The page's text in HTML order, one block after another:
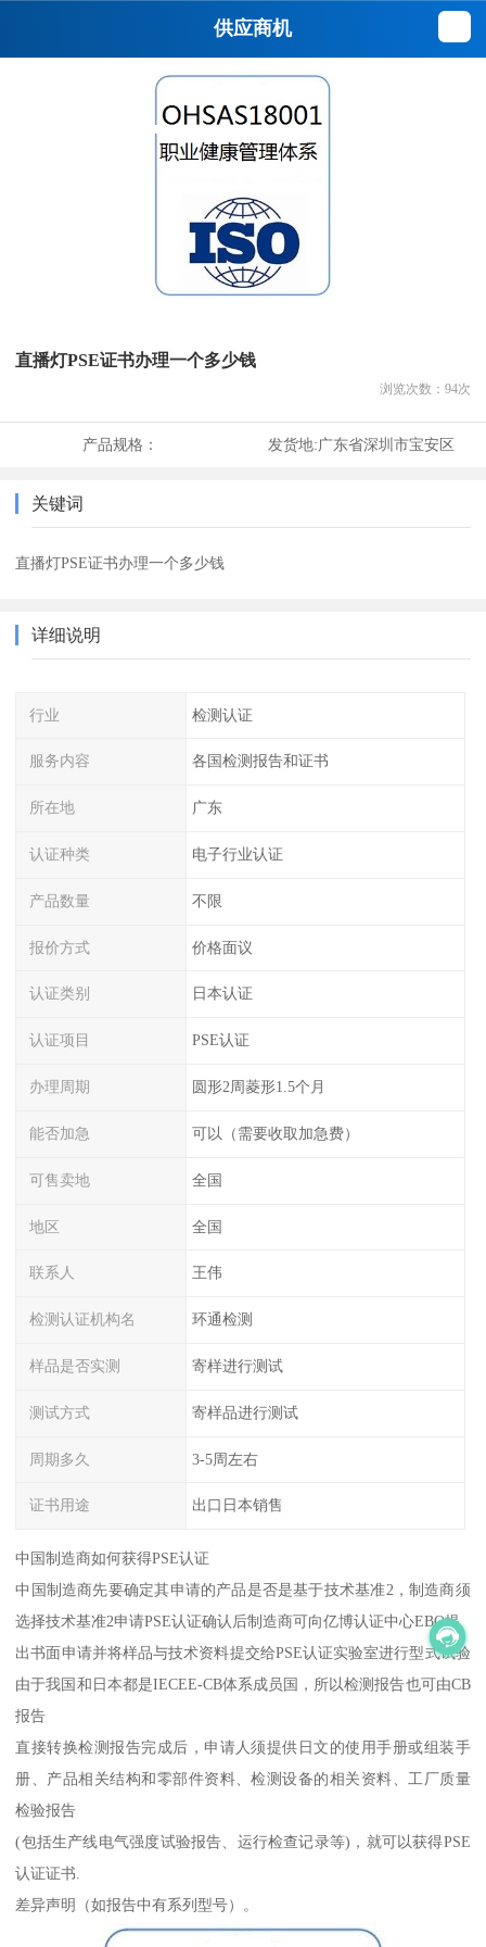
供应商机
直播灯PSE证书办理一个多少钱
浏览次数： 94次
产品规格： 发货地:广东省深圳市宝安区
关键词
直播灯PSE证书办理一个多少钱
详细说明
行业 检测认证
服务内容 各国检测报告和证书
所在地 广东
认证种类 电子行业认证
产品数量 不限
报价方式 价格面议
认证类别 日本认证
认证项目 PSE认证
办理周期 圆形2周菱形1.5个月
能否加急 可以（需要收取加急费）
可售卖地 全国
地区 全国
联系人 王伟
检测认证机构名 环通检测
样品是否实测 寄样进行测试
测试方式 寄样品进行测试
周期多久 3-5周左右
证书用途 出口日本销售
中国制造商如何获得PSE认证
中国制造商先要确定其申请的产品是否是基于技术基准2，制造商须
选择技术基准2申请PSE认证确认后制造商可向亿博认证中心EBO提
出书面申请并将样品与技术资料提交给PSE认证实验室进行型式试验
由于我国和日本都是IECEE-CB体系成员国，所以检测报告也可由CB
报告
直接转换检测报告完成后，申请人须提供日文的使用手册或组装手
册、产品相关结构和零部件资料、检测设备的相关资料、工厂质量
检验报告
(包括生产线电气强度试验报告、运行检查记录等)，就可以获得PSE
认证证书.
差异声明（如报告中有系列型号）。